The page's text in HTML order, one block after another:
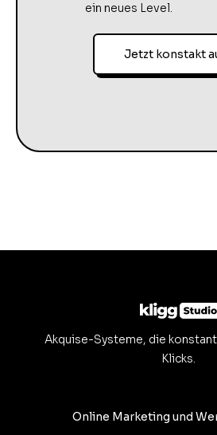
ein neues Level.
Jetzt konstakt
Akquise-Systeme, die
Klicks.
Online Marketing und